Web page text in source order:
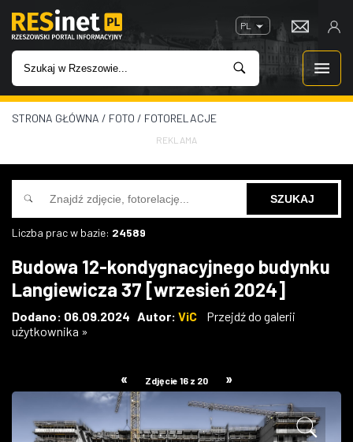
PL
WIADOMOŚCI
INWESTYCJE
IMPREZY
W KINACH
GASTRONOMIA
W RZESZOWIE
STRONA GŁÓWNA / FOTO / FOTORELACJE
REKLAMA
Liczba prac w bazie: 24589
Budowa 12-kondygnacyjnego budynku
Langiewicza 37 [wrzesień 2024]
Dodano: 06.09.2024 Autor: ViC
Przejdź do galerii
użytkownika »
« Zdjęcie 16 z 20 »